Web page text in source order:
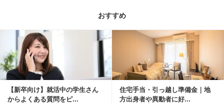
おすすめ
【新卒向け】就活中の学生さん
からよくある質問をピ...
住宅手当・引っ越し準備金｜地
方出身者や異動者に好...
記事を読む